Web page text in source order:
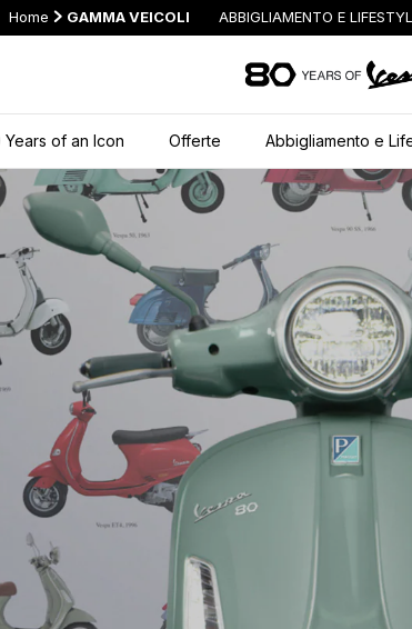
Home GAMMA VEICOLI ABBIGLIAMENTO E
Years of an Icon Offerte Abbigliamento e